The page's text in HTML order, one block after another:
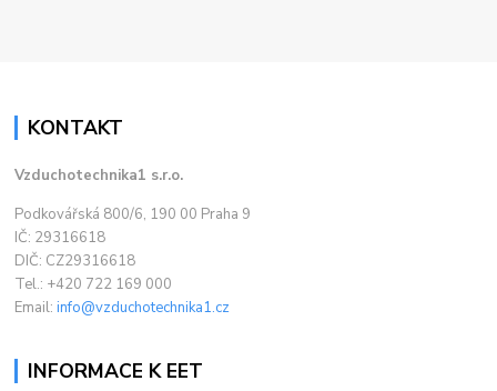
KONTAKT
Vzduchotechnika1 s.r.o.
Podkovářská 800/6, 190 00 Praha 9
IČ: 29316618
DIČ: CZ29316618
Tel.: +420 722 169 000
Email:info@vzduchotechnika1.cz
INFORMACE K EET